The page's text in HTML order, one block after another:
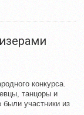
конкурса.
танцоры и
были участники из